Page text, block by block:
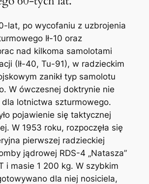
lat, po wycofaniu z uzbrojenia
Ił-10 oraz
nad kilkoma samolotami
(Ił-40, Tu-91), w radzieckim
zanikł typ samolotu
W ówczesnej doktrynie nie
dla lotnictwa szturmowego.
pojawienie się taktycznej
W 1953 roku, rozpoczęła się
pierwszej radzieckiej
jądrowej RDS-4 „Natasza”
i masie 1 200 kg. W szybkim
dla niej nosiciela,